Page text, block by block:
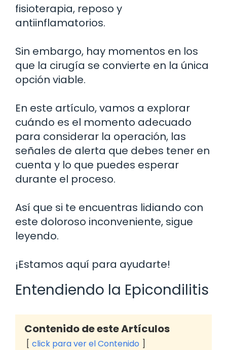
fisioterapia, reposo y
antiinflamatorios.
Sin embargo, hay momentos en los
que la cirugía se convierte en la única
opción viable.
En este artículo, vamos a explorar
cuándo es el momento adecuado
para considerar la operación, las
señales de alerta que debes tener en
cuenta y lo que puedes esperar
durante el proceso.
Así que si te encuentras lidiando con
este doloroso inconveniente, sigue
leyendo.
¡Estamos aquí para ayudarte!
Entendiendo la Epicondilitis
Contenido de este Artículos
click para ver el Contenido